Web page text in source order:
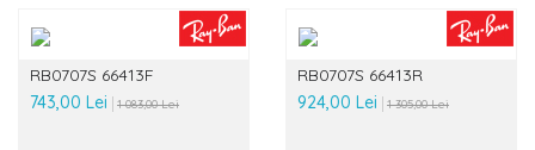
RB0707S 66413F
743,00 Lei
1 083,00 Lei
RB0707S 66413R
924,00 Lei
1 305,00 Lei